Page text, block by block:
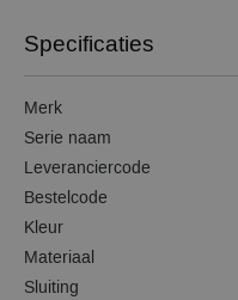
Specificaties
Merk
Serie naam
Leveranciercode
Bestelcode
Kleur
Materiaal
Sluiting